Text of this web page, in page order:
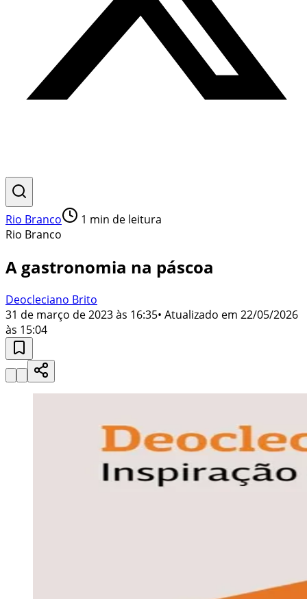
Rio Branco 1 min de leitura
Rio Branco
A gastronomia na páscoa
Deocleciano Brito
31 de março de 2023 às 16:35• Atualizado em 22/05/2026
às 15:04